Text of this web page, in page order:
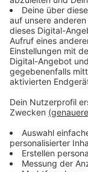
Im
Klimabäume
Meter hoch.
Anzeige
©Noel